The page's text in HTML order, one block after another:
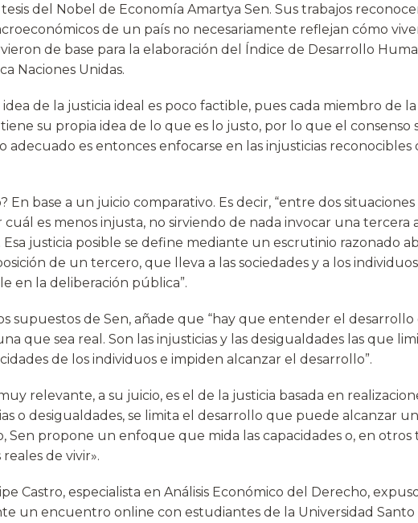
del Nobel de Economía Amartya Sen. Sus trabajos
de un país no necesariamente reflejan cómo
de base para la elaboración del Índice de Desarrollo
Naciones Unidas.
idea de la justicia ideal es poco factible, pues cada miembro de la
su propia idea de lo que es lo justo, por lo que el consenso
adecuado es entonces enfocarse en las injusticias reconocibles
En base a un juicio comparativo. Es decir, “entre dos
cuál es menos injusta, no sirviendo de nada invocar una tercera
justicia posible se define mediante un escrutinio razonado
de un tercero, que lleva a las sociedades y a los
en la deliberación pública”.
supuestos de Sen, añade que “hay que entender el desarrollo
que sea real. Son las injusticias y las desigualdades las que
de los individuos e impiden alcanzar el desarrollo”.
relevante, a su juicio, es el de la justicia basada en
o desigualdades, se limita el desarrollo que puede alcanzar
Sen propone un enfoque que mida las capacidades o, en otros
de vivir».
Castro, especialista en Análisis Económico del Derecho,
un encuentro online con estudiantes de la Universidad Santo